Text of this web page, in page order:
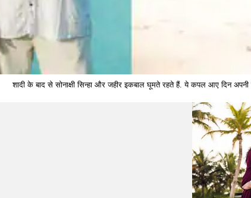
शादी के बाद से सोनाक्षी सिन्हा और जहीर इकबाल घूमते रहते हैं. ये कपल आए दिन